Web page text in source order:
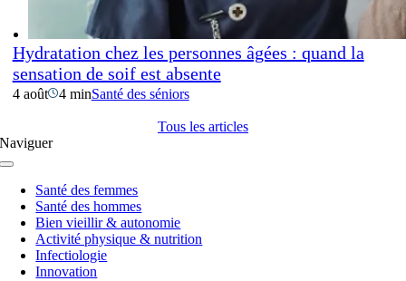
Hydratation chez les personnes âgées : quand la
sensation de soif est absente
4 août 4 minSanté des séniors
Tous les articles
Naviguer
Navigation
basculeSanté des femmes
Santé des hommes
Bien vieillir & autonomie
Activité physique & nutrition
Infectiologie
Innovation